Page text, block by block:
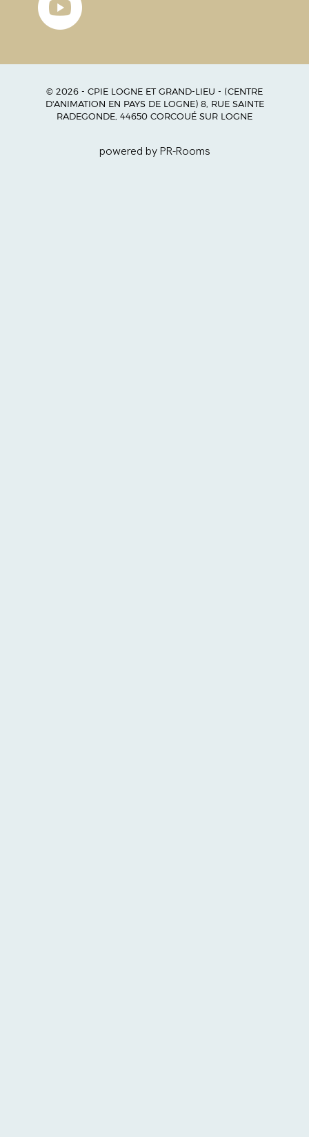
© 2026 - CPIE LOGNE ET GRAND-LIEU - (CENTRE
D'ANIMATION EN PAYS DE LOGNE) 8, RUE SAINTE
RADEGONDE, 44650 CORCOUÉ SUR LOGNE
powered by PR-Rooms